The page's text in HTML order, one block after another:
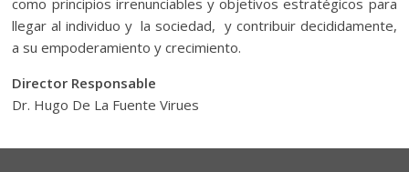
como principios irrenunciables y objetivos estratégicos para
llegar al individuo y la sociedad, y contribuir decididamente,
a su empoderamiento y crecimiento.
Director Responsable
Dr. Hugo De La Fuente Virues